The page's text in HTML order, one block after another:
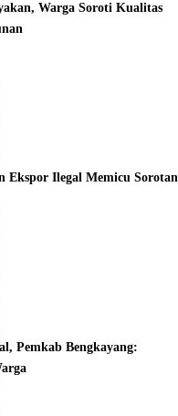
Warga Soroti Kualitas
Ekspor Ilegal Memicu Sorotan
Pemkab Bengkayang: